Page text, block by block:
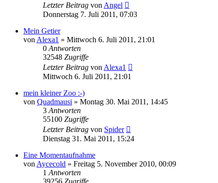
Letzter Beitrag von Angel
Donnerstag 7. Juli 2011, 07:03
Mein Getier
von Alexa1 » Mittwoch 6. Juli 2011, 21:01
0 Antworten
32548 Zugriffe
Letzter Beitrag von Alexa1
Mittwoch 6. Juli 2011, 21:01
mein kleiner Zoo :-)
von Quadmausi » Montag 30. Mai 2011, 14:45
3 Antworten
55100 Zugriffe
Letzter Beitrag von Spider
Dienstag 31. Mai 2011, 15:24
Eine Momentaufnahme
von Aycecold » Freitag 5. November 2010, 00:09
1 Antworten
39256 Zugriffe